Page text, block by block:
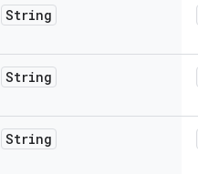
String
String
String